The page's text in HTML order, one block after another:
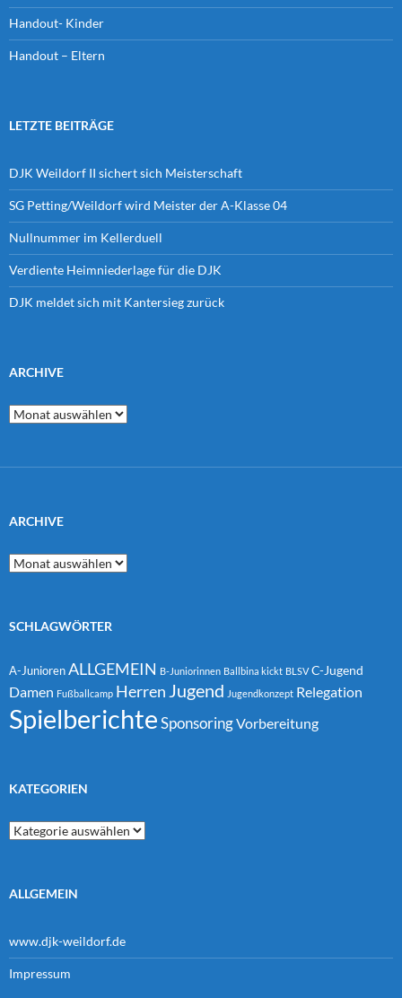
Handout- Kinder
Handout – Eltern
LETZTE BEITRÄGE
DJK Weildorf II sichert sich Meisterschaft
SG Petting/Weildorf wird Meister der A-Klasse 04
Nullnummer im Kellerduell
Verdiente Heimniederlage für die DJK
DJK meldet sich mit Kantersieg zurück
ARCHIVE
Archive
ARCHIVE
Archive
SCHLAGWÖRTER
A-Junioren ALLGEMEIN B-Juniorinnen Ballbina kickt BLSV C-Jugend
Damen Fußballcamp Herren Jugend Jugendkonzept Relegation
SpielberichteSponsoringVorbereitung
KATEGORIEN
Kategorien
ALLGEMEIN
www.djk-weildorf.de
Impressum